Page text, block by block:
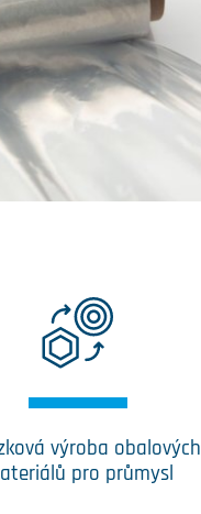
výroba obalových
pro průmysl